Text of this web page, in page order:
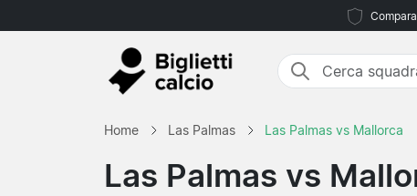
Home Las Palmas Las Palmas vs Mallorca
Las Palmas vs